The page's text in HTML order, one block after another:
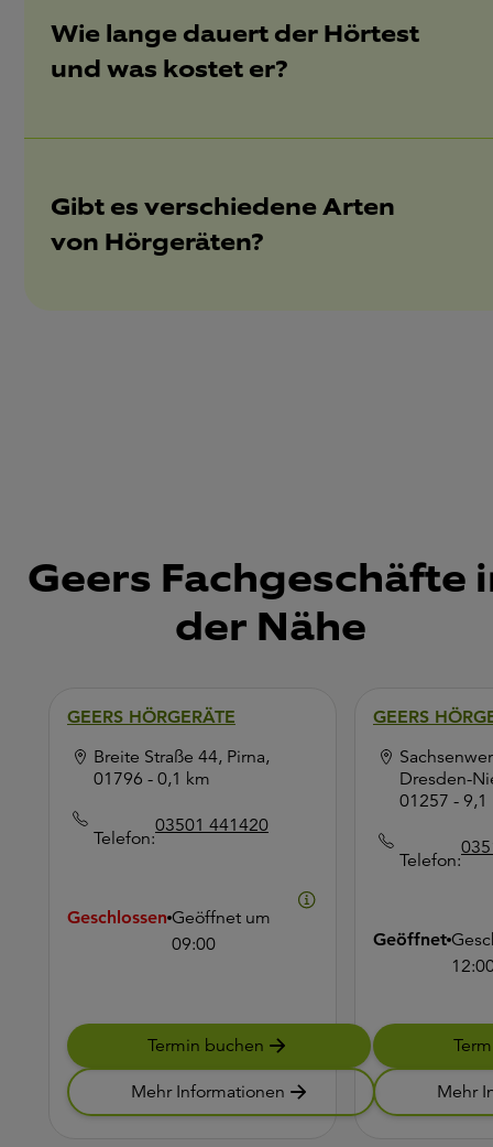
Wie lange dauert der Hörtest
und was kostet er?
Gibt es verschiedene Arten
von Hörgeräten?
Geers Fachgeschäfte
der Nähe
GEERS HÖRGERÄTE
Breite Straße 44, Pirna,
01796 - 0,1 km
Telefon:
03501 441420
Geschlossen Geöffnet um
09:00
Termin buchen
Mehr Informationen
GEERS
Dresden-
01257 - 9,1
Telefon:
Geöffnet
Mehr